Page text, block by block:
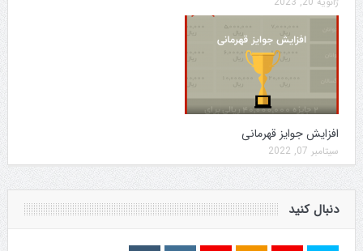
افزایش جوایز قهرمانی
سپتامبر 07, 2022
دنبال کنید